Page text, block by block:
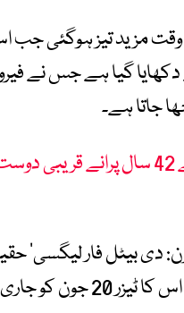
مزید تیز ہوگئی جب اس
گیا ہے جس نے
جاتا ہے۔
سلمان خان کے 42 سال پرانے
دی بیٹل فار لیگسی‘
اعلان کیا گیا ہے۔